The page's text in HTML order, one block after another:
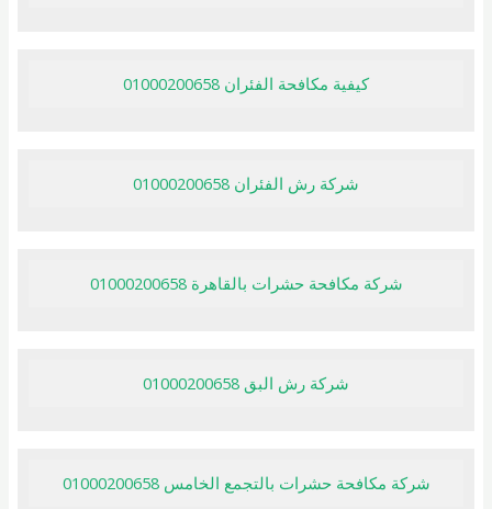
كيفية مكافحة الفئران 01000200658
شركة رش الفئران 01000200658
شركة مكافحة حشرات بالقاهرة 01000200658
شركة رش البق 01000200658
شركة مكافحة حشرات بالتجمع الخامس 01000200658